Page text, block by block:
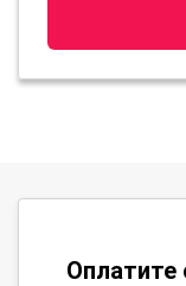
Оплатите